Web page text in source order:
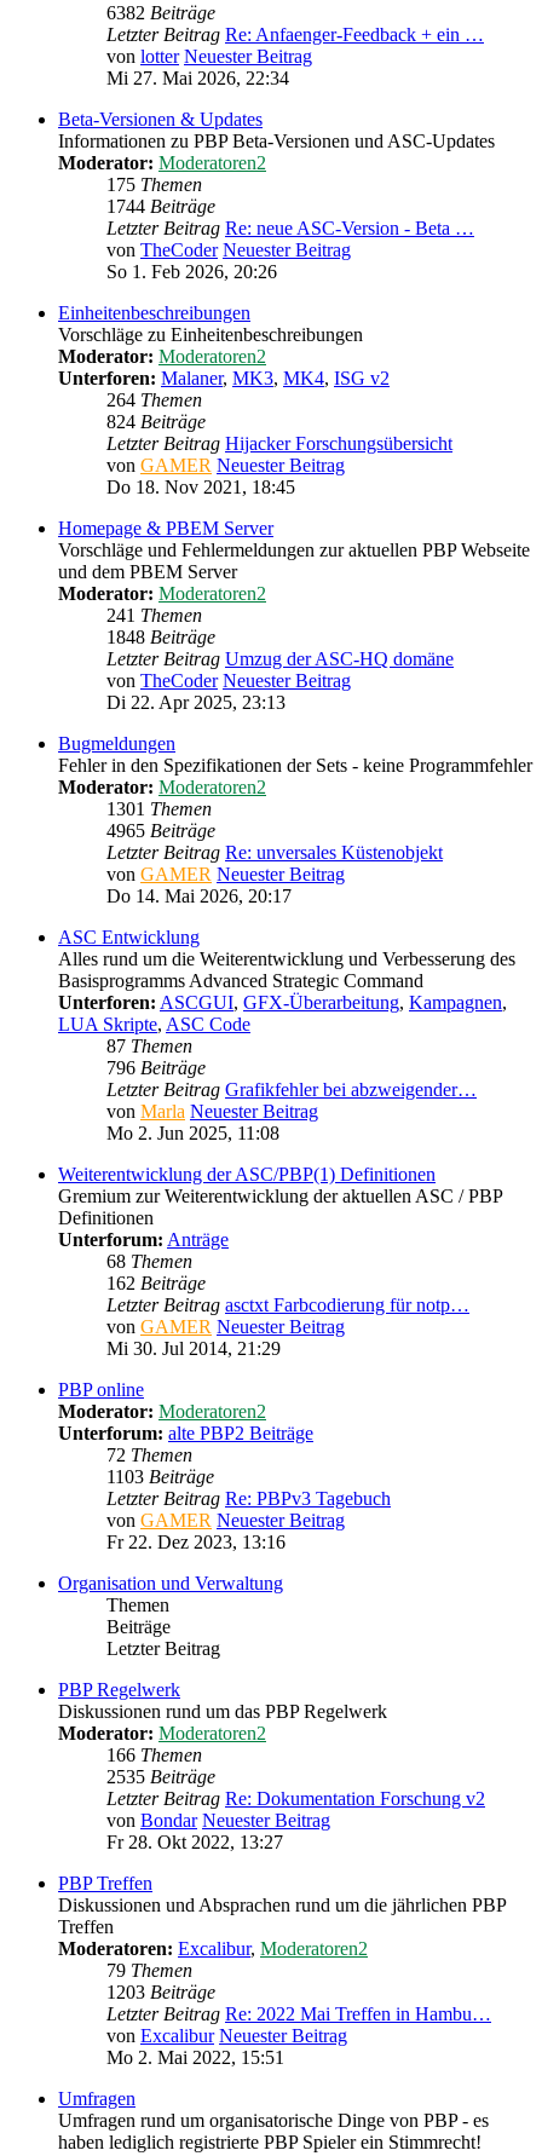
6382 Beiträge
Letzter Beitrag Re: Anfaenger-Feedback + ein …
von lotter Neuester Beitrag
Mi 27. Mai 2026, 22:34
Beta-Versionen & Updates
Informationen zu PBP Beta-Versionen und ASC-Updates
Moderator: Moderatoren2
175 Themen
1744 Beiträge
Letzter Beitrag Re: neue ASC-Version - Beta …
von TheCoder Neuester Beitrag
So 1. Feb 2026, 20:26
Einheitenbeschreibungen
Vorschläge zu Einheitenbeschreibungen
Moderator: Moderatoren2
Unterforen: Malaner, MK3, MK4, ISG v2
264 Themen
824 Beiträge
Letzter Beitrag Hijacker Forschungsübersicht
von GAMER Neuester Beitrag
Do 18. Nov 2021, 18:45
Homepage & PBEM Server
Vorschläge und Fehlermeldungen zur aktuellen PBP Webseite
und dem PBEM Server
Moderator: Moderatoren2
241 Themen
1848 Beiträge
Letzter Beitrag Umzug der ASC-HQ domäne
von TheCoder Neuester Beitrag
Di 22. Apr 2025, 23:13
Bugmeldungen
Fehler in den Spezifikationen der Sets - keine Programmfehler
Moderator: Moderatoren2
1301 Themen
4965 Beiträge
Letzter Beitrag Re: unversales Küstenobjekt
von GAMER Neuester Beitrag
Do 14. Mai 2026, 20:17
ASC Entwicklung
Alles rund um die Weiterentwicklung und Verbesserung des
Basisprogramms Advanced Strategic Command
Unterforen: ASCGUI, GFX-Überarbeitung, Kampagnen,
LUA Skripte, ASC Code
87 Themen
796 Beiträge
Letzter Beitrag Grafikfehler bei abzweigender…
von Marla Neuester Beitrag
Mo 2. Jun 2025, 11:08
Weiterentwicklung der ASC/PBP(1) Definitionen
Gremium zur Weiterentwicklung der aktuellen ASC / PBP
Definitionen
Unterforum: Anträge
68 Themen
162 Beiträge
Letzter Beitrag asctxt Farbcodierung für notp…
von GAMER Neuester Beitrag
Mi 30. Jul 2014, 21:29
PBP online
Moderator: Moderatoren2
Unterforum: alte PBP2 Beiträge
72 Themen
1103 Beiträge
Letzter Beitrag Re: PBPv3 Tagebuch
von GAMER Neuester Beitrag
Fr 22. Dez 2023, 13:16
Organisation und Verwaltung
Themen
Beiträge
Letzter Beitrag
PBP Regelwerk
Diskussionen rund um das PBP Regelwerk
Moderator: Moderatoren2
166 Themen
2535 Beiträge
Letzter Beitrag Re: Dokumentation Forschung v2
von Bondar Neuester Beitrag
Fr 28. Okt 2022, 13:27
PBP Treffen
Diskussionen und Absprachen rund um die jährlichen PBP
Treffen
Moderatoren: Excalibur, Moderatoren2
79 Themen
1203 Beiträge
Letzter Beitrag Re: 2022 Mai Treffen in Hambu…
von Excalibur Neuester Beitrag
Mo 2. Mai 2022, 15:51
Umfragen
Umfragen rund um organisatorische Dinge von PBP - es
haben lediglich registrierte PBP Spieler ein Stimmrecht!